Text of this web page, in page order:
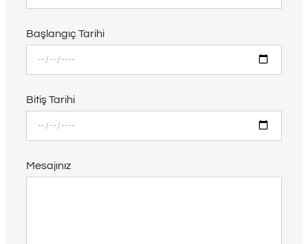
Başlangıç Tarihi
Bitiş Tarihi
Mesajınız